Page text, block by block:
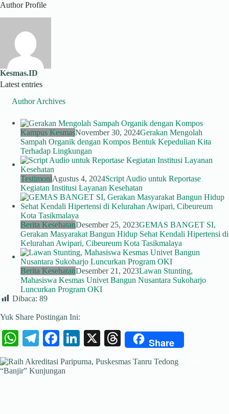
Author Profile
Kesmas.ID
Latest entries
Author Archives
Kampus KesmasNovember 30, 2024Gerakan Mengolah
Sampah Organik dengan Kompos Bentuk Kepedulian Kita
Terhadap Lingkungan
TestimoniAgustus 4, 2024Script Audio untuk Reportase
Kegiatan Institusi Layanan Kesehatan
Berita KesehatanDesember 25, 2023GEMAS BANGET SI,
Gerakan Masyarakat Bangun Hidup Sehat Kendali Hipertensi di
Kelurahan Awipari, Cibeureum Kota Tasikmalaya
Berita KesehatanDesember 21, 2023Lawan Stunting,
Mahasiswa Kesmas Univet Bangun Nusantara Sukoharjo
Luncurkan Program OKI
Dibaca: 89
Yuk Share Postingan Ini:
W
ha
ts
Te
le
gr
Fa
ce
bo
Li
nk
ed
X
T
hr
Share